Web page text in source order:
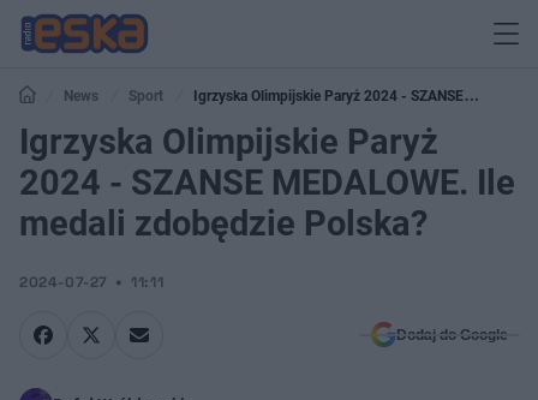
News Sport
Igrzyska Olimpijskie Paryż 2024 - SZANSE
MEDALOWE. Ile medali zdobędzie Polska?
Igrzyska Olimpijskie Paryż
2024 - SZANSE MEDALOWE. Ile
medali zdobędzie Polska?
2024-07-27 11:11
Dodaj do Google